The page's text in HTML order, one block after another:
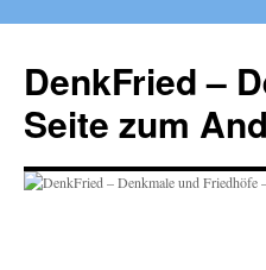
springen
DenkFried –
Seite zum